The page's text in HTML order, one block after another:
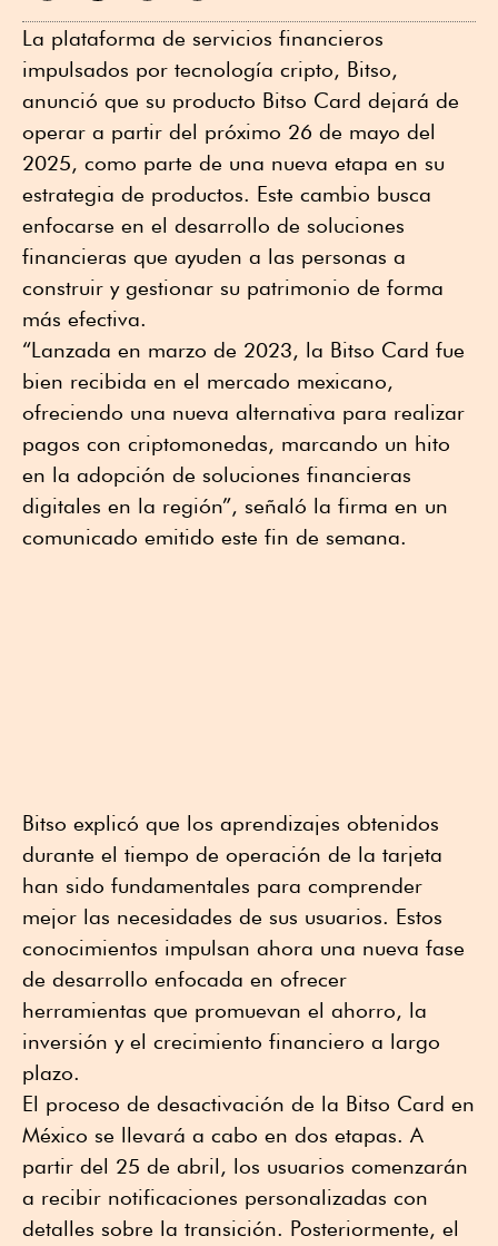
La plataforma de servicios financieros
impulsados por tecnología cripto, Bitso,
anunció que su producto Bitso Card dejará de
operar a partir del próximo 26 de mayo del
2025, como parte de una nueva etapa en su
estrategia de productos. Este cambio busca
enfocarse en el desarrollo de soluciones
financieras que ayuden a las personas a
construir y gestionar su patrimonio de forma
más efectiva.
“Lanzada en marzo de 2023, la Bitso Card fue
bien recibida en el mercado mexicano,
ofreciendo una nueva alternativa para realizar
pagos con criptomonedas, marcando un hito
en la adopción de soluciones financieras
digitales en la región”, señaló la firma en un
comunicado emitido este fin de semana.
Bitso explicó que los aprendizajes obtenidos
durante el tiempo de operación de la tarjeta
han sido fundamentales para comprender
mejor las necesidades de sus usuarios. Estos
conocimientos impulsan ahora una nueva fase
de desarrollo enfocada en ofrecer
herramientas que promuevan el ahorro, la
inversión y el crecimiento financiero a largo
plazo.
El proceso de desactivación de la Bitso Card en
México se llevará a cabo en dos etapas. A
partir del 25 de abril, los usuarios comenzarán
a recibir notificaciones personalizadas con
detalles sobre la transición. Posteriormente, el